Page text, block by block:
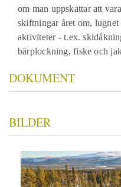
om man uppskattar att
skiftningar året om,
aktiviteter - t.ex.
bärplockning, fiske och
DOKUMENT
BILDER